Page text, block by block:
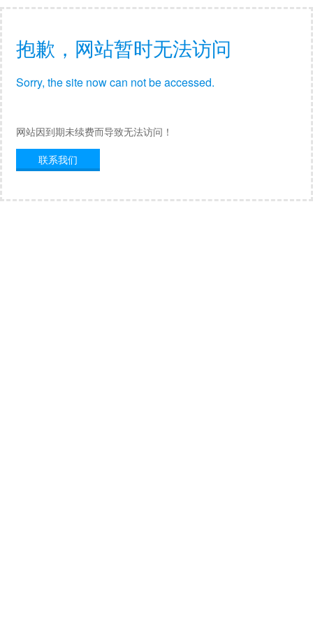
抱歉，网站暂时无法访问
Sorry, the site now can not be accessed.
网站因到期未续费而导致无法访问！
联系我们